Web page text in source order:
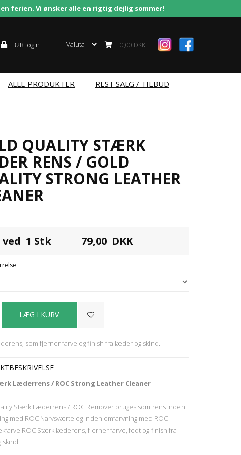
ferien. Vi ønsker alle en rigtig dejlig sommer!
B2B login 0,00 DKK
ALLE PRODUKTER REST SALG / TILBUD
QUALITY STÆRK
RENS / GOLD
STRONG LEATHER
ved 1 Stk 79,00DKK
som fjerner farve og finish fra læder og skind.
Læderrens / ROC Strong Leather Cleaner
Stærk Læderrens / ROC Remover bruges som rens inden
med ROC Narvsværte og inden omfarvning med ROC
Stærk læderens, fjerner farve, fedt og finish fra